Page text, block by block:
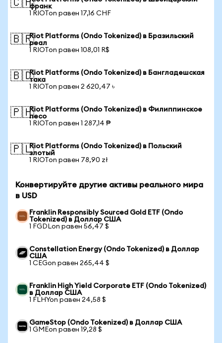
🇨🇭франк
1 RIOTon равен 17,16 CHF
🇧🇷Riot Platforms (Ondo Tokenized) в Бразильский
реал
1 RIOTon равен 108,01 R$
🇧🇩Riot Platforms (Ondo Tokenized) в Бангладешская
така
1 RIOTon равен 2 620,47 ৳
🇵🇭Riot Platforms (Ondo Tokenized) в Филиппинское
песо
1 RIOTon равен 1 287,14 ₱
🇵🇱Riot Platforms (Ondo Tokenized) в Польский
злотый
1 RIOTon равен 78,90 zł
Конвертируйте другие активы реального мира
в USD
Franklin Responsibly Sourced Gold ETF (Ondo
Tokenized) в Доллар США
1 FGDLon равен 56,47 $
Constellation Energy (Ondo Tokenized) в Доллар
США
1 CEGon равен 265,44 $
Franklin High Yield Corporate ETF (Ondo Tokenized)
в Доллар США
1 FLHYon равен 24,58 $
GameStop (Ondo Tokenized) в Доллар США
1 GMEon равен 19,28 $